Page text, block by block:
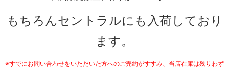
もちろんセントラルにも入荷しており
ます。
※すでにお問い合わせをいただいた方へのご売約がすすみ、当店在庫は残りわず